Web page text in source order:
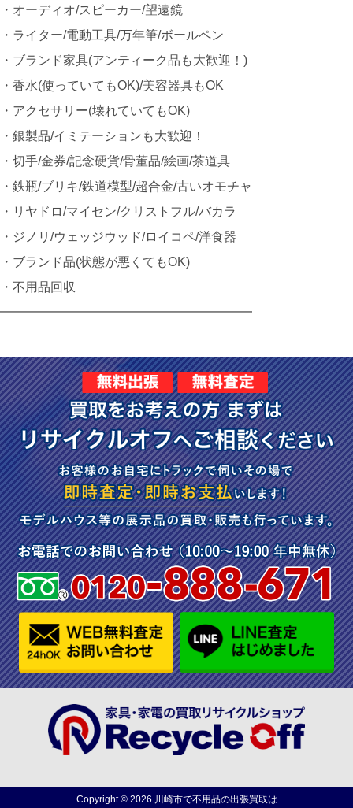
・オーディオ/スピーカー/望遠鏡
・ライター/電動工具/万年筆/ボールペン
・ブランド家具(アンティーク品も大歓迎！)
・香水(使っていてもOK)/美容器具もOK
・アクセサリー(壊れていてもOK)
・銀製品/イミテーションも大歓迎！
・切手/金券/記念硬貨/骨董品/絵画/茶道具
・鉄瓶/ブリキ/鉄道模型/超合金/古いオモチャ
・リヤドロ/マイセン/クリストフル/バカラ
・ジノリ/ウェッジウッド/ロイコペ/洋食器
・ブランド品(状態が悪くてもOK)
・不用品回収
━━━━━━━━━━━━━━━━━━━━
Copyright © 2026 川崎市で不用品の出張買取は